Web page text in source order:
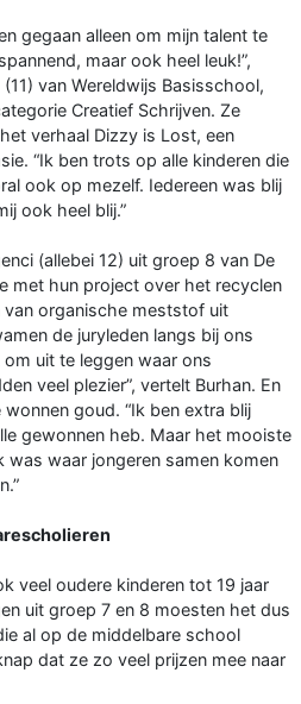
gegaan alleen om mijn talent te
maar ook heel leuk!”,
van Wereldwijs Basisschool,
Creatief Schrijven. Ze
verhaal Dizzy is Lost, een
“Ik ben trots op alle kinderen die
ook op mezelf. Iedereen was blij
ook heel blij.”
(allebei 12) uit groep 8 van De
met hun project over het recyclen
organische meststof uit
de juryleden langs bij ons
uit te leggen waar ons
veel plezier”, vertelt Burhan. En
goud. “Ik ben extra blij
gewonnen heb. Maar het mooiste
waar jongeren samen komen
veel oudere kinderen tot 19 jaar
uit groep 7 en 8 moesten het dus
al op de middelbare school
dat ze zo veel prijzen mee naar